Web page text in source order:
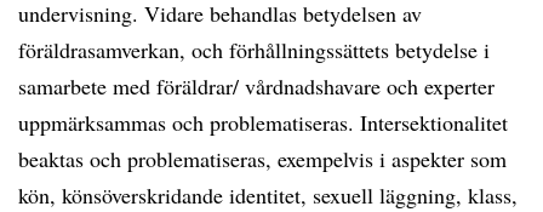
undervisning. Vidare behandlas betydelsen av
föräldrasamverkan, och förhållningssättets betydelse i
samarbete med föräldrar/ vårdnadshavare och experter
uppmärksammas och problematiseras. Intersektionalitet
beaktas och problematiseras, exempelvis i aspekter som
kön, könsöverskridande identitet, sexuell läggning, klass,